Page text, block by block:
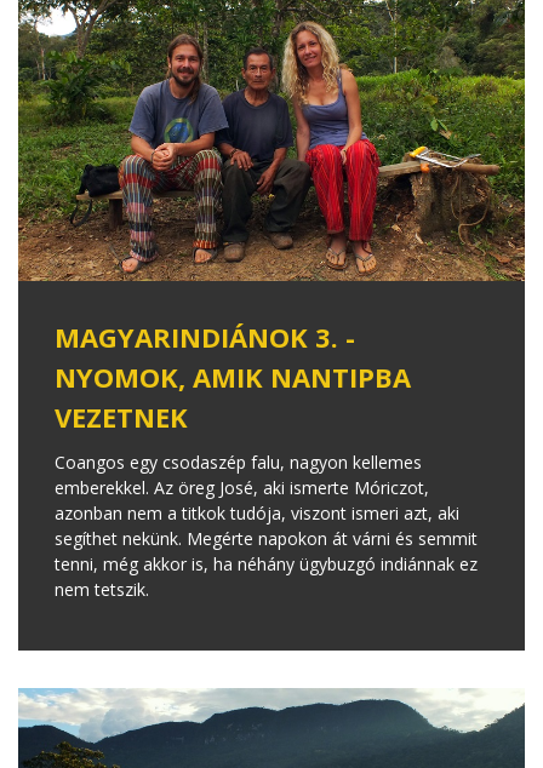
MAGYARINDIÁNOK 3. -
NYOMOK, AMIK NANTIPBA
VEZETNEK
Coangos egy csodaszép falu, nagyon kellemes
emberekkel. Az öreg José, aki ismerte Móriczot,
azonban nem a titkok tudója, viszont ismeri azt, aki
segíthet nekünk. Megérte napokon át várni és semmit
tenni, még akkor is, ha néhány ügybuzgó indiánnak ez
nem tetszik.